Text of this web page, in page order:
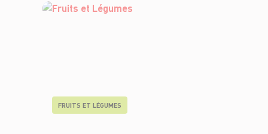
FRUITS ET LÉGUMES